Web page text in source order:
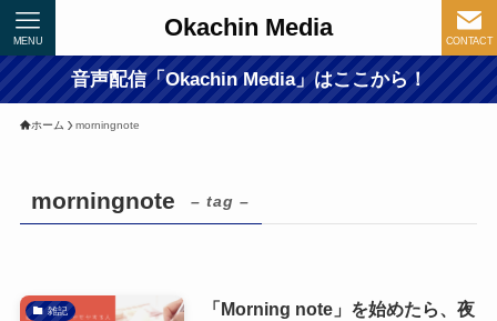
Okachin Media CONTACT
MENU
音声配信「Okachin Media」はここから！
ホーム morningnote
morningnote – tag –
雑記
「Morning note」を始めたら、夜